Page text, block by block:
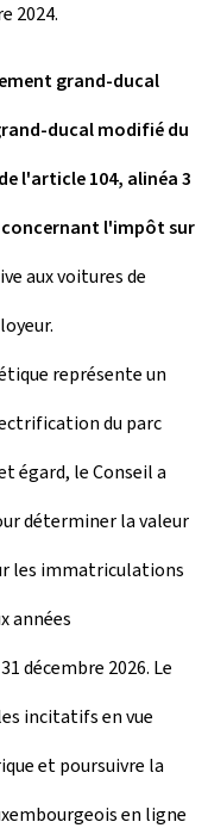
2024.
grand-ducal
ducal modifié du
l'article 104, alinéa 3
concernant l'impôt sur
aux voitures de
représente un
du parc
égard, le Conseil a
déterminer la valeur
les immatriculations
années
décembre 2026. Le
incitatifs en vue
et poursuivre la
en ligne